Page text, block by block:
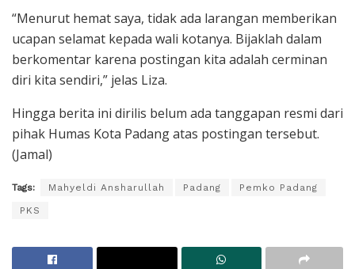
“Menurut hemat saya, tidak ada larangan memberikan
ucapan selamat kepada wali kotanya. Bijaklah dalam
berkomentar karena postingan kita adalah cerminan
diri kita sendiri,” jelas Liza.
Hingga berita ini dirilis belum ada tanggapan resmi dari
pihak Humas Kota Padang atas postingan tersebut.
(Jamal)
Tags: Mahyeldi Ansharullah Padang Pemko Padang
PKS